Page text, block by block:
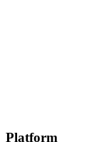
Platform